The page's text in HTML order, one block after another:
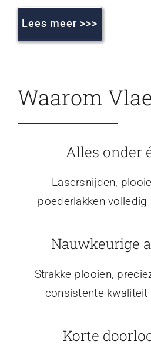
Lees meer >>>
Waarom
Alles onder
Lasersnijden,
poederlakken volledig
Nauwkeurige
Strakke plooien,
consistente kwaliteit
Korte